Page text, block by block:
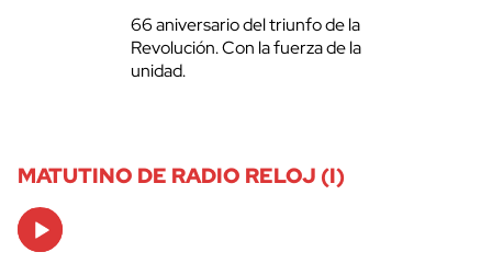
66 aniversario del triunfo de la
Revolución. Con la fuerza de la
unidad.
MATUTINO DE RADIO RELOJ (I)
Audio
Player